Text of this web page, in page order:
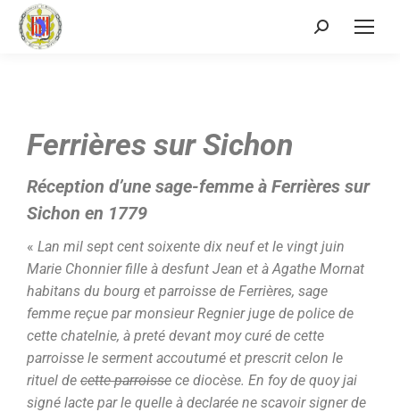
Ferrières sur Sichon
Réception d’une sage-femme à Ferrières sur
Sichon en 1779
« Lan mil sept cent soixente dix neuf et le vingt juin
Marie Chonnier fille à desfunt Jean et à Agathe Mornat
habitans du bourg et parroisse de Ferrières, sage
femme reçue par monsieur Regnier juge de police de
cette chatelnie, à preté devant moy curé de cette
parroisse le serment accoutumé et prescrit celon le
rituel de cette parroisse ce diocèse. En foy de quoy jai
signé lacte par le quelle à declarée ne scavoir signer de